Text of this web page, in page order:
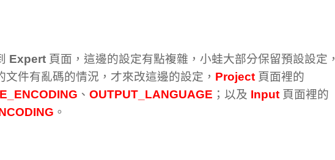
Expert 頁面，這邊的設定有點複雜，小蛙大部分保留預設設定，
文件有亂碼的情況，才來改這邊的設定， Project 頁面裡的
、 OUTPUT_LANGUAGE ；以及 Input 頁面裡的
。